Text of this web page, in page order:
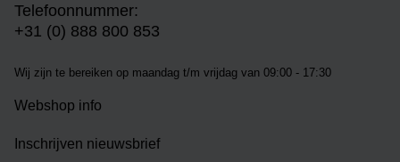
Telefoonnummer:
+31 (0) 888 800 853
Wij zijn te bereiken op maandag t/m vrijdag van 09:00 - 17:30
Webshop info
Inschrijven nieuwsbrief